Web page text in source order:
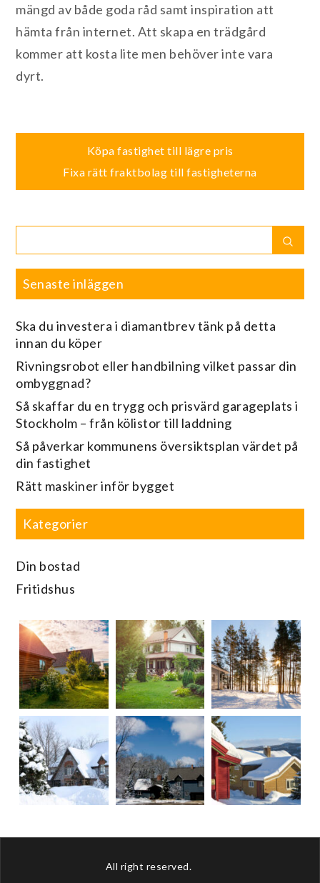
mängd av både goda råd samt inspiration att
hämta från internet. Att skapa en trädgård
kommer att kosta lite men behöver inte vara
dyrt.
Inläggsnavigering
Köpa fastighet till lägre pris
Fixa rätt fraktbolag till fastigheterna
for:
Senaste inläggen
Ska du investera i diamantbrev tänk på detta
innan du köper
Rivningsrobot eller handbilning vilket passar din
ombyggnad?
Så skaffar du en trygg och prisvärd garageplats i
Stockholm – från kölistor till laddning
Så påverkar kommunens översiktsplan värdet på
din fastighet
Rätt maskiner inför bygget
Kategorier
Din bostad
Fritidshus